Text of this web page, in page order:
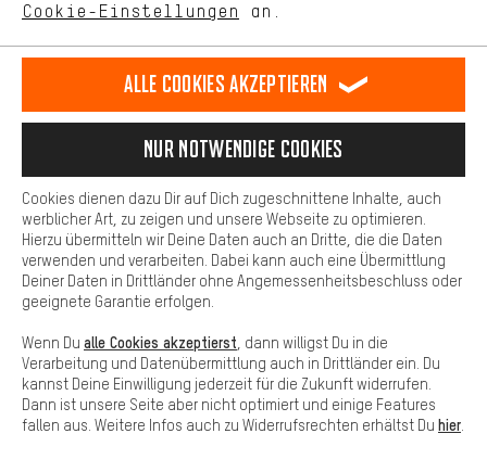
FAHRRADTRIKOTS VON CRAFT
Cookie-Einstellungen an.
Dein Shopping-Erlebnis wird komfortabler. Mit Komfort-Cookies
stellen wir Verknüpfungen zu Social Media Plattformen her. So
können wir dir weitere nützliche Inhalte und Informationen zur
Verfügung stellen. Zudem hast du die Möglichkeit zusätzliche
Services zu nutzen, die es dir erleichtern die richtigen Produkte zu
finden. Beispielsweise bieten wir eine Chat-Funktion an, damit
Fragen schnell und unkompliziert beantwortet werden können.
Basis
Basis-Cookies gewährleisten, dass Du unsere Webseite
grundsätzlich nutzen kannst.
Alle Cookies akzeptieren
Nur Notwendige Cookies
Cookies dienen dazu Dir auf Dich zugeschnittene Inhalte, auch
werblicher Art, zu zeigen und unsere Webseite zu optimieren.
Hierzu übermitteln wir Deine Daten auch an Dritte, die die Daten
verwenden und verarbeiten. Dabei kann auch eine Übermittlung
Deiner Daten in Drittländer ohne Angemessenheitsbeschluss oder
geeignete Garantie erfolgen.
Wenn Du alle Cookies akzeptierst , dann willigst Du in die
Verarbeitung und Datenübermittlung auch in Drittländer ein. Du
kannst Deine Einwilligung jederzeit für die Zukunft widerrufen.
Dann ist unsere Seite aber nicht optimiert und einige Features
fallen aus. Weitere Infos auch zu Widerrufsrechten erhältst Du hier